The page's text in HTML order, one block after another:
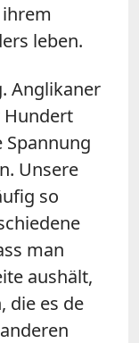
leben.
Anglikaner
Hundert
Spannung
Unsere
so
man
aushält,
die es de